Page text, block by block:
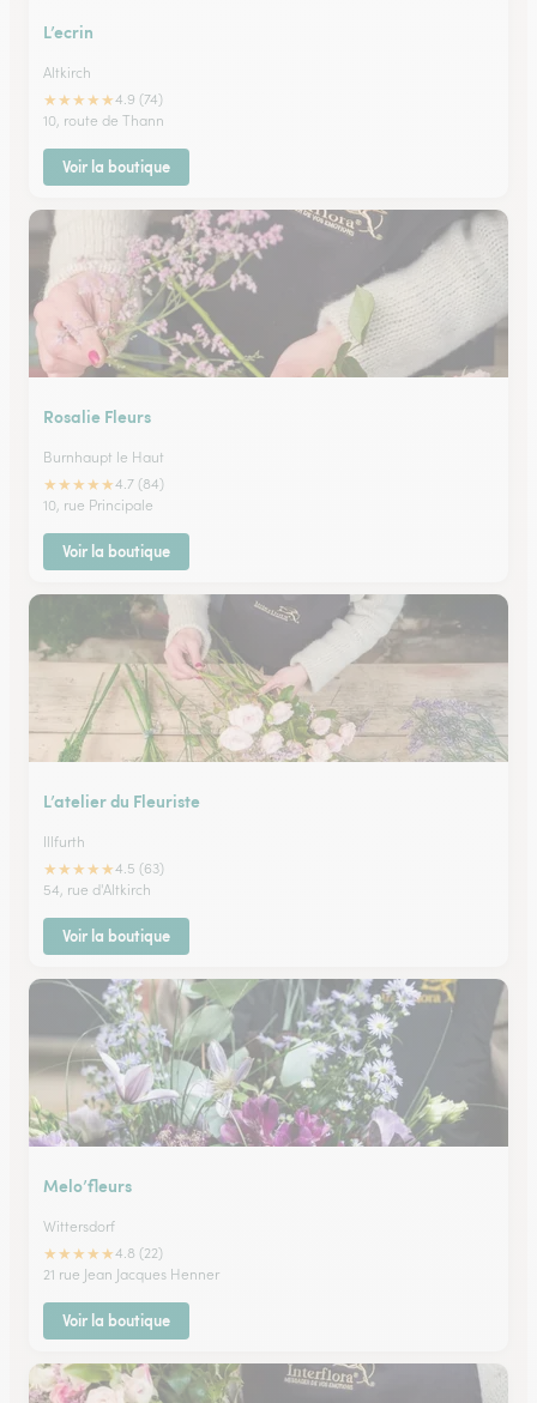
L’ecrin
Altkirch
★★★★★4.9 (74)
10, route de Thann
Voir la boutique
Rosalie Fleurs
Burnhaupt le Haut
★★★★★4.7 (84)
10, rue Principale
Voir la boutique
L’atelier du Fleuriste
Illfurth
★★★★★4.5 (63)
54, rue d'Altkirch
Voir la boutique
Melo’fleurs
Wittersdorf
★★★★★4.8 (22)
21 rue Jean Jacques Henner
Voir la boutique